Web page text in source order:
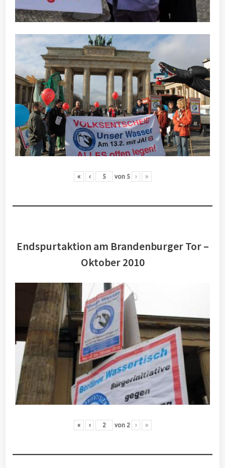
« ‹ von 5 › »
Endspurtaktion am Brandenburger Tor –
Oktober 2010
« ‹ von 2 › »